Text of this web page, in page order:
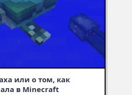
или о том, как
в Minecraft